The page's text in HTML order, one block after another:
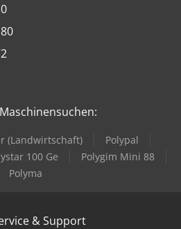
(Landwirtschaft)
Polypal
100 Ge
Polygim Mini 88
Polyma
& Support